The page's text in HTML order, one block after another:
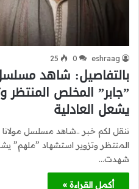
eshraag
0
25
”جابر” المخلص
يشعل العادلية
المنتظر وتزوير استشهاد ”ملهم”
شهدت…
أكمل القراءة »